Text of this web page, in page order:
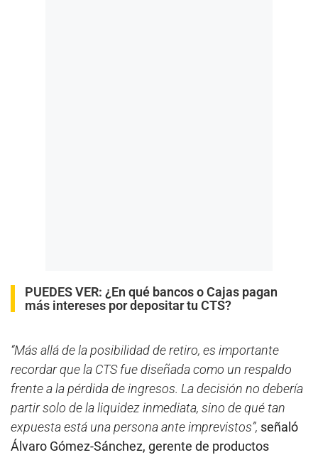
PUEDES VER: ¿En qué bancos o Cajas pagan
más intereses por depositar tu CTS?
“Más allá de la posibilidad de retiro, es importante
recordar que la CTS fue diseñada como un respaldo
frente a la pérdida de ingresos. La decisión no debería
partir solo de la liquidez inmediata, sino de qué tan
expuesta está una persona ante imprevistos”, señaló
Álvaro Gómez-Sánchez, gerente de productos